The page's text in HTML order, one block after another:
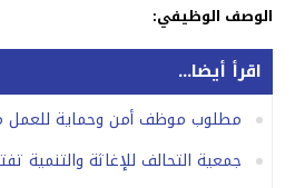
الوصف الوظيفي:
اقرأ أيضا...
مطلوب موظف أمن وحماية للعمل
جمعية التحالف للإغاثة والتنمية